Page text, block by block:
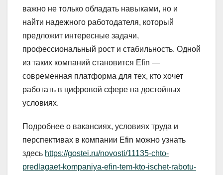
важно не только обладать навыками, но и
найти надежного работодателя, который
предложит интересные задачи,
профессиональный рост и стабильность. Одной
из таких компаний становится Efin —
современная платформа для тех, кто хочет
работать в цифровой сфере на достойных
условиях.
Подробнее о вакансиях, условиях труда и
перспективах в компании Efin можно узнать
здесь https://gostei.ru/novosti/11135-chto-
predlagaet-kompaniya-efin-tem-kto-ischet-rabotu-